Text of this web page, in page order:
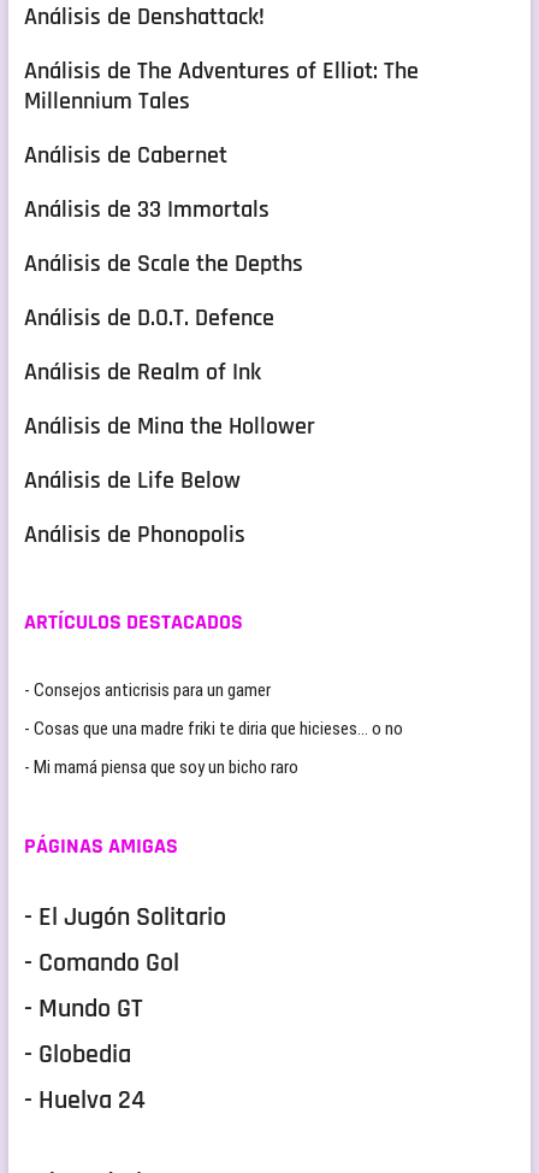
Análisis de Denshattack!
Análisis de The Adventures of Elliot: The
Millennium Tales
Análisis de Cabernet
Análisis de 33 Immortals
Análisis de Scale the Depths
Análisis de D.O.T. Defence
Análisis de Realm of Ink
Análisis de Mina the Hollower
Análisis de Life Below
Análisis de Phonopolis
ARTÍCULOS DESTACADOS
- Consejos anticrisis para un gamer
- Cosas que una madre friki te diria que hicieses… o no
- Mi mamá piensa que soy un bicho raro
PÁGINAS AMIGAS
- El Jugón Solitario
- Comando Gol
- Mundo GT
- Globedia
- Huelva 24